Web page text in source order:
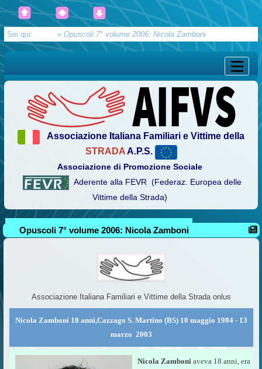
Sei qui: » Opuscoli 7° volume 2006: Nicola Zamboni
Associazione Italiana Familiari e Vittime della
STRADAA.P.S.
Associazione di Promozione Sociale
Aderente alla FEVR (Federaz. Europea delle
Vittime della Strada)
Opuscoli 7° volume 2006: Nicola Zamboni
Associazione Italiana Familiari e Vittime della Strada onlus
Nicola Zamboni 18 anni,Cazzago S. Martino (BS) 10 maggio 1984 - 13
marzo 2003
Nicola Zamboniaveva 18 anni, era